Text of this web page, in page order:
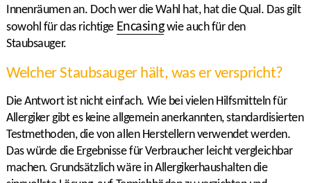
Innenräumen an. Doch wer die Wahl hat, hat die Qual. Das gilt
sowohl für das richtige Encasingwie auch für den
Staubsauger.
Welcher Staubsauger hält, was er verspricht?
Die Antwort ist nicht einfach. Wie bei vielen Hilfsmitteln für
Allergiker gibt es keine allgemein anerkannten, standardisierten
Testmethoden, die von allen Herstellern verwendet werden.
Das würde die Ergebnisse für Verbraucher leicht vergleichbar
machen. Grundsätzlich wäre in Allergikerhaushalten die